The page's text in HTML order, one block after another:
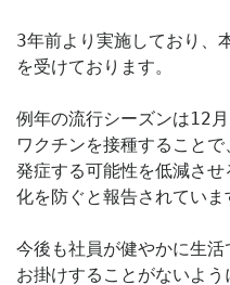
3年前より実施しており、
を受けております。
例年の流行シーズンは12
ワクチンを接種することで
発症する可能性を低減さ
化を防ぐと報告されていま
今後も社員が健やかに生
お掛けすることがないよう